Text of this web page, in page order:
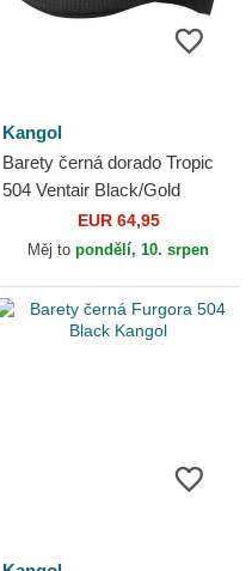
Kangol
Barety černá dorado Tropic
504 Ventair Black/Gold
EUR 64,95
Měj to pondělí, 10. srpen